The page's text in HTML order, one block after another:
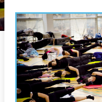
Reservas